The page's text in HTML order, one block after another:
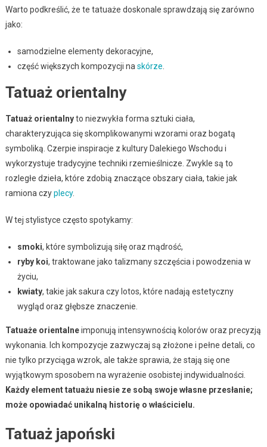
Warto podkreślić, że te tatuaże doskonale sprawdzają się zarówno
jako:
samodzielne elementy dekoracyjne,
część większych kompozycji na skórze
Tatuaż orientalny
Tatuaż orientalnyto niezwykła forma sztuki ciała,
charakteryzująca się skomplikowanymi wzorami oraz bogatą
symboliką. Czerpie inspiracje z kultury Dalekiego Wschodu i
wykorzystuje tradycyjne techniki rzemieślnicze. Zwykle są to
rozległe dzieła, które zdobią znaczące obszary ciała, takie jak
ramiona czyplecy.
W tej stylistyce często spotykamy:
smoki, które symbolizują siłę oraz mądrość,
ryby koi, traktowane jako talizmany szczęścia i powodzenia w
życiu,
kwiaty, takie jak sakura czy lotos, które nadają estetyczny
wygląd oraz głębsze znaczenie.
Tatuaże orientalneimponują intensywnością kolorów oraz precyzją
wykonania. Ich kompozycje zazwyczaj są złożone i pełne detali, co
nie tylko przyciąga wzrok, ale także sprawia, że stają się one
wyjątkowym sposobem na wyrażenie osobistej indywidualności.
Każdy element tatuażu niesie ze sobą swoje własne przesłanie;
może opowiadać unikalną historię o właścicielu.
Tatuaż japoński